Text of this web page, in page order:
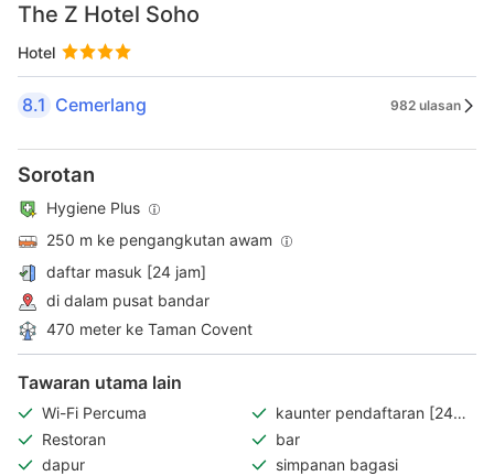
The Z Hotel Soho
Hotel
8.1 Cemerlang 982 ulasan
Sorotan
Hygiene Plus
250 m ke pengangkutan awam
daftar masuk [24 jam]
di dalam pusat bandar
470 meter ke Taman Covent
Tawaran utama lain
Wi-Fi Percuma
kaunter pendaftaran [24
jam]
Restoran
bar
dapur
simpanan bagasi